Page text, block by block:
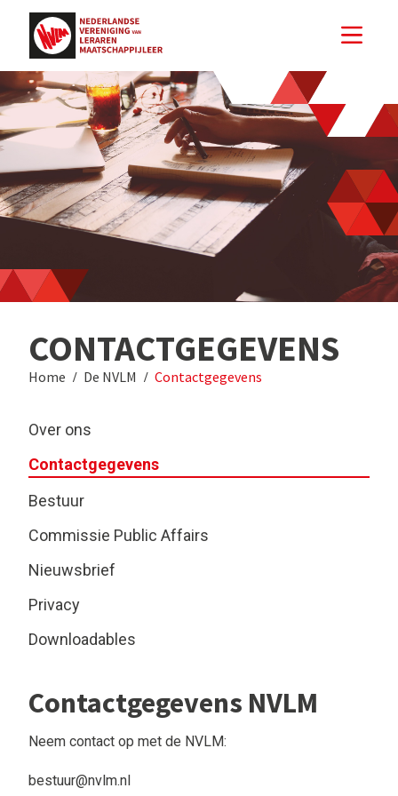
CONTACTGEGEVENS
Home De NVLM Contactgegevens
Over ons
Contactgegevens
Bestuur
Commissie Public Affairs
Nieuwsbrief
Privacy
Downloadables
Contactgegevens NVLM
Neem contact op met de NVLM:
bestuur@nvlm.nl